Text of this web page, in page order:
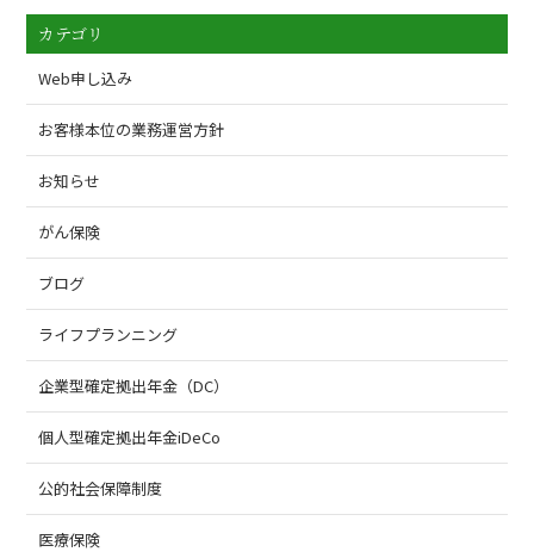
カテゴリ
Web申し込み
お客様本位の業務運営方針
お知らせ
がん保険
ブログ
ライフプランニング
企業型確定拠出年金（DC）
個人型確定拠出年金iDeCo
公的社会保障制度
医療保険